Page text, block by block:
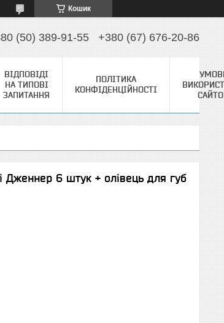
Кошик
(50) 389-91-55 +380 (67) 676-20-86
ВІДПОВІДІ
НА ТИПОВІ
ЗАПИТАННЯ
ПОЛІТИКА
КОНФІДЕНЦІЙНОСТІ
Дженнер 6 штук + олівець для губ